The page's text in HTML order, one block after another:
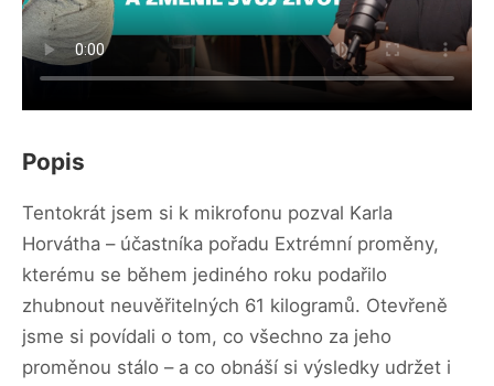
Popis
Tentokrát jsem si k mikrofonu pozval Karla
Horvátha – účastníka pořadu Extrémní proměny,
kterému se během jediného roku podařilo
zhubnout neuvěřitelných 61 kilogramů. Otevřeně
jsme si povídali o tom, co všechno za jeho
proměnou stálo – a co obnáší si výsledky udržet i